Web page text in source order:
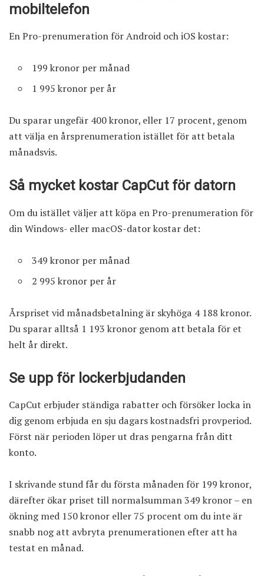
mobiltelefon
En Pro-prenumeration förAndroid ochiOS kostar:
199 kronor per månad
1 995 kronor per år
Du sparar ungefär 400 kronor, eller 17 procent, genom
att välja en årsprenumeration istället för att betala
månadsvis.
Så mycket kostar CapCut för datorn
Om du istället väljer att köpa en Pro-prenumeration för
din Windows- eller macOS-datorkostar det:
349 kronor per månad
2 995 kronor per år
Årspriset vid månadsbetalning är skyhöga 4 188 kronor.
Du sparar alltså 1 193 kronor genom att betala för et
helt år direkt.
Se upp för lockerbjudanden
CapCut erbjuder ständiga rabatter och försöker locka in
dig genom erbjuda en sju dagars kostnadsfri provperiod.
Först när perioden löper ut dras pengarna från ditt
konto.
I skrivande stund får du första månaden för 199 kronor,
därefter ökar priset till normalsumman 349 kronor – en
ökning med 150 kronor eller 75 procent om du inte är
snabb nog att avbryta prenumerationen efter att ha
testat en månad.